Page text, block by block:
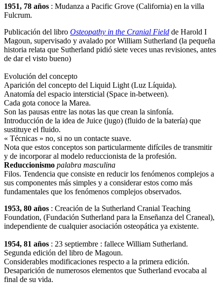
1951, 78 años : Mudanza a Pacific Grove (California) en la villa
Fulcrum.
Publicación del libro Osteopathy in the Cranial Field de Harold I
Magoun, supervisado y avalado por William Sutherland (la pequeña
historia relata que Sutherland pidió siete veces unas revisiones, antes
de dar el visto bueno)
Evolución del concepto
Aparición del concepto del Liquid Light (Luz Líquida).
Anatomía del espacio intersticial (Space in-between).
Cada gota conoce la Marea.
Son las pausas entre las notas las que crean la sinfonía.
Introducción de la idea de Juice (jugo) (fluido de la batería) que
sustituye el fluido.
« Técnicas » no, si no un contacte suave.
Nota que estos conceptos son particularmente difíciles de transmitir
y de incorporar al modelo reduccionista de la profesión.
Reduccionismo palabra masculina
Filos. Tendencia que consiste en reducir los fenómenos complejos a
sus componentes más simples y a considerar estos como más
fundamentales que los fenómenos complejos observados.
1953, 80 años : Creación de la Sutherland Cranial Teaching
Foundation, (Fundación Sutherland para la Enseñanza del Craneal),
independiente de cualquier asociación osteopática ya existente.
1954, 81 años : 23 septiembre : fallece William Sutherland.
Segunda edición del libro de Magoun.
Considerables modificaciones respecto a la primera edición.
Desaparición de numerosos elementos que Sutherland evocaba al
final de su vida.